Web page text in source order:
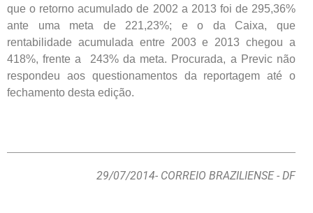
que o retorno acumulado de 2002 a 2013 foi de 295,36%
ante uma meta de 221,23%; e o da Caixa, que
rentabilidade acumulada entre 2003 e 2013 chegou a
418%, frente a 243% da meta. Procurada, a Previc não
respondeu aos questionamentos da reportagem até o
fechamento desta edição.
29/07/2014- CORREIO BRAZILIENSE - DF